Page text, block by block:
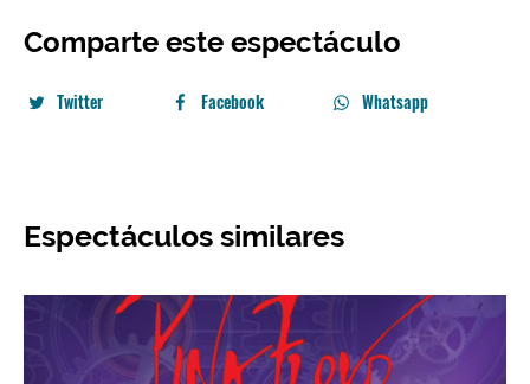
Comparte este espectáculo
Twitter Facebook Whatsapp
Espectáculos similares